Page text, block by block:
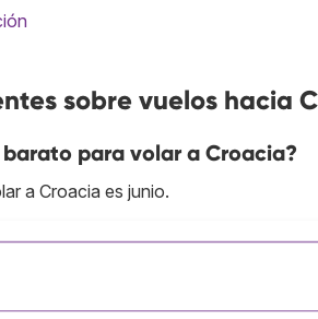
sobre vuelos hacia
barato para volar a Croacia?
a Croacia es junio.